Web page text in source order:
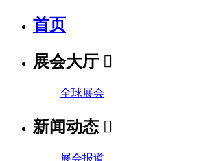
首页
展会大厅 
全球展会
新闻动态 
展会报道